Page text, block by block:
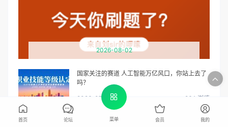
2026-08-02
国家关注的赛道 人工智能万亿风口，你站上去了
吗？
2026-07-27 264 浏览
焦虑已成国民病 5000万人正在焦虑 心理咨询师
首页 论坛 菜单 会员 我的